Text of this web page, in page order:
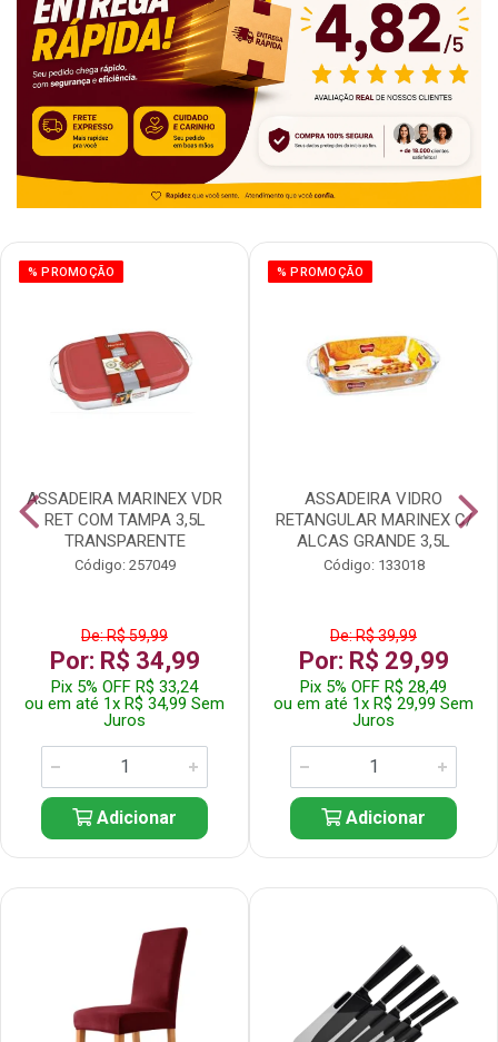
% PROMOÇÃO
ASSADEIRA MARINEX VDR
RET COM TAMPA 3,5L
TRANSPARENTE
Código: 257049
De: R$ 59,99
Por: R$ 34,99
Pix 5% OFF R$ 33,24
ou em até 1x R$ 34,99 Sem
Juros
Adicionar
% PROMOÇÃO
ASSADEIRA VIDRO
RETANGULAR MARINEX C/
ALCAS GRANDE 3,5L
Código: 133018
De: R$ 39,99
Por: R$ 29,99
Pix 5% OFF R$ 28,49
ou em até 1x R$ 29,99 Sem
Juros
Adicionar